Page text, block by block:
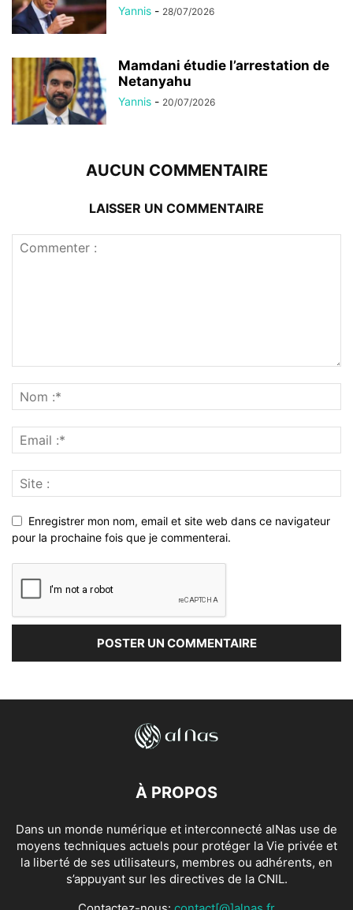
Yannis - 28/07/2026
Mamdani étudie l’arrestation de
Netanyahu
Yannis - 20/07/2026
AUCUN COMMENTAIRE
LAISSER UN COMMENTAIRE
Enregistrer mon nom, email et site web dans ce navigateur
pour la prochaine fois que je commenterai.
À PROPOS
Dans un monde numérique et interconnecté alNas use de
moyens techniques actuels pour protéger la Vie privée et
la liberté de ses utilisateurs, membres ou adhérents, en
s’appuyant sur les directives de la CNIL.